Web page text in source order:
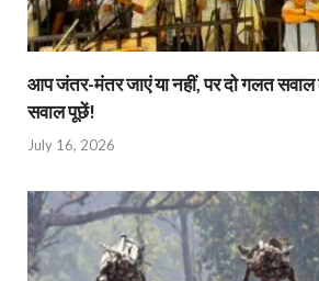
आप जंतर-मंतर जाएं या नहीं, पर दो गलत
सवाल पूछें!
July 16, 2026